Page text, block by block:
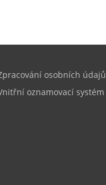
osobních údajů
oznamovací systém